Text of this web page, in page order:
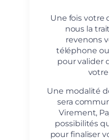
Une fois votre
nous la
revenons
téléphone ou
pour valider
Une modalité
sera
Virement,
possibilités
pour finaliser